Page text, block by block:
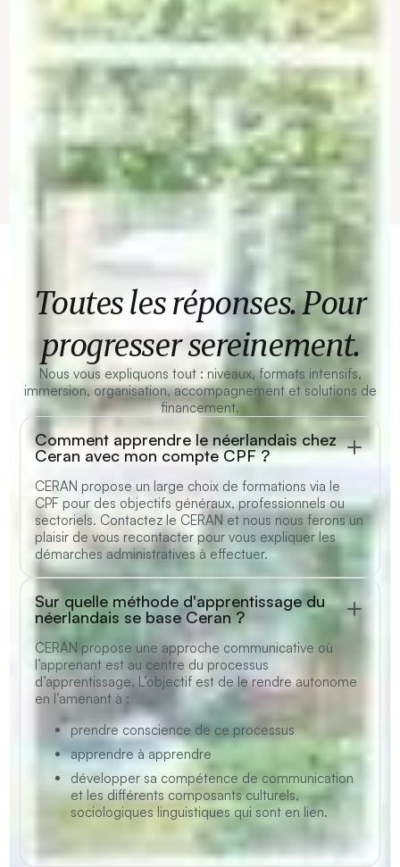
Toutes les réponses. Pour
progresser sereinement.
Nous vous expliquons tout : niveaux, formats intensifs,
immersion, organisation, accompagnement et solutions de
financement.
Comment apprendre le néerlandais chez
Ceran avec mon compte CPF ?
CERAN propose un large choix de formations via le
CPF pour des objectifs généraux, professionnels ou
sectoriels. Contactez le CERAN et nous nous ferons un
plaisir de vous recontacter pour vous expliquer les
démarches administratives à effectuer.
Sur quelle méthode d'apprentissage du
néerlandais se base Ceran ?
CERAN propose une approche communicative où
l’apprenant est au centre du processus
d’apprentissage. L’objectif est de le rendre autonome
en l’amenant à :
prendre conscience de ce processus
apprendre à apprendre
développer sa compétence de communication
et les différents composants culturels,
sociologiques linguistiques qui sont en lien.